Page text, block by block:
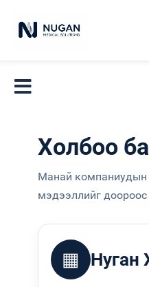
Холбоо
Манай компаниудын
мэдээллийг доороос
▦ Нуган